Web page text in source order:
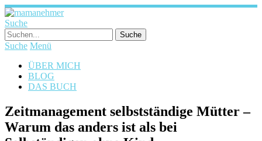
Suche
Suche Menü
ÜBER MICH
BLOG
DAS BUCH
Zeitmanagement selbstständige Mütter –
Warum das anders ist als bei